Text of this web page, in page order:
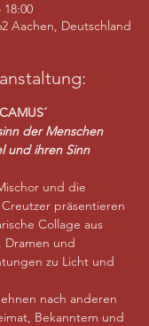
18:00
Aachen, Deutschland
der Menschen
und ihren Sinn
und die
präsentieren
Collage aus
Dramen und
zu Licht und
nach anderen
Bekanntem und